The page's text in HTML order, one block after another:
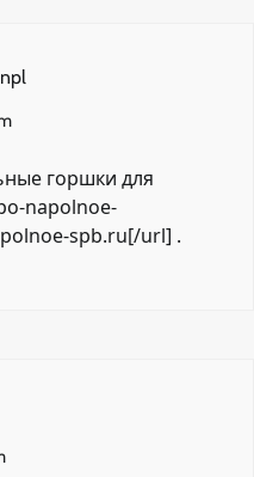
горшки для
napolnoe-
spb.ru[/url] .